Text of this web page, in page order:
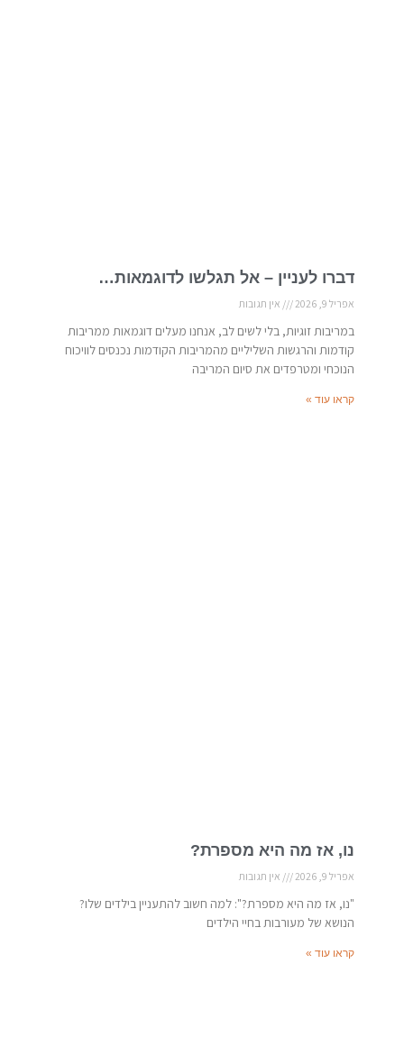
דברו לעניין – אל תגלשו לדוגמאות…
אפריל 9, 2026 אין תגובות
במריבות זוגיות, בלי לשים לב, אנחנו מעלים דוגמאות ממריבות
קודמות והרגשות השליליים מהמריבות הקודמות נכנסים לוויכוח
הנוכחי ומטרפדים את סיום המריבה
קראו עוד »
נו, אז מה היא מספרת?
אפריל 9, 2026 אין תגובות
"נו, אז מה היא מספרת?": למה חשוב להתעניין בילדים שלו?
הנושא של מעורבות בחיי הילדים
קראו עוד »